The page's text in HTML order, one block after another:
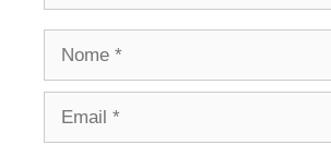
Nome
Email